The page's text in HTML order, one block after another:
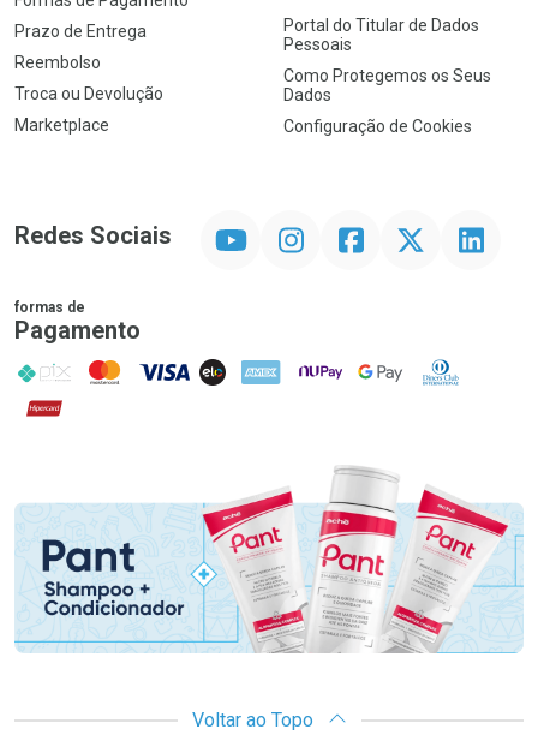
Prazo de Entrega
Reembolso
Troca ou Devolução
Marketplace
Portal do Titular de Dados
Pessoais
Como Protegemos os Seus
Dados
Configuração de Cookies
Redes Sociais InstagramFacebookTwitter Linkedin
formas de
Pagamento
PIX MasterCard
VISA ELO AMEX NuPay Google PayDiners Club
Hipercard
Voltar ao Topo